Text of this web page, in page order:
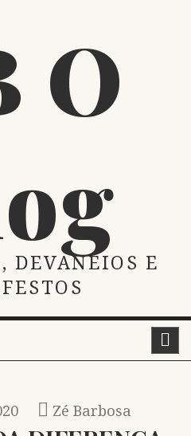
O
DEVANEIOS E
Zé Barbosa